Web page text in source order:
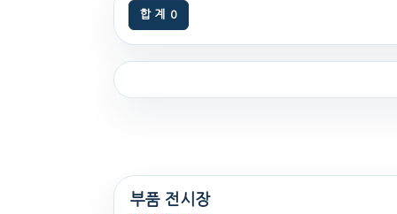
합 계 0
부품 전시장